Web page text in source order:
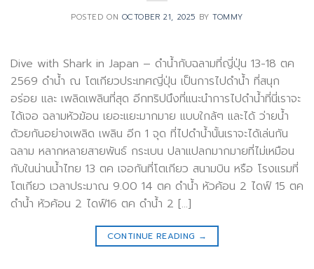
POSTED ON OCTOBER 21, 2025 BY TOMMY
Dive with Shark in Japan – ดำน้ำกับฉลามที่ญี่ปุ่น 13-18 ตค
2569 ดำน้ำ ณ โตเกียวประเทศญี่ปุ่น เป็นการไปดำน้ำ ที่สนุก
อร่อย และ เพลิดเพลินที่สุด อีกทริปนึงที่แนะนำการไปดำน้ำที่นี่เราจะ
ได้เจอ ฉลามหัวฆ้อน เยอะแยะมากมาย แบบใกล้ๆ และได้ ว่ายน้ำ
ด้วยกันอย่างเพลิด เพลิน อีก 1 จุด ที่ไปดำน้ำนั้นเราจะได้เล่นกัน
ฉลาม หลากหลายสายพันธ์ กระเบน ปลาแปลกมากมายที่ไม่เหมือน
กับในน่านน้ำไทย 13 ตค เจอกันที่โตเกียว สนามบิน หรือ โรงแรมที่
โตเกียว เวลาประมาณ 9.00 14 ตค ดำน้ำ หัวค้อน 2 ไดฟ์ 15 ตค
ดำน้ำ หัวค้อน 2 ไดฟ์16 ตค ดำน้ำ 2 […]
CONTINUE READING →